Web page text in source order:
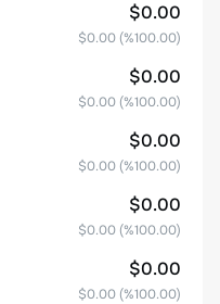
$0.00
$0.00 (%100.00)
$0.00
$0.00 (%100.00)
$0.00
$0.00 (%100.00)
$0.00
$0.00 (%100.00)
$0.00
$0.00 (%100.00)